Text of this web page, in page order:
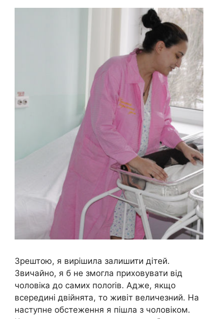
Зрештою, я вирішила залишити дітей.
Звичайно, я б не змогла приховувати від
чоловіка до самих полоrів. Адже, якщо
всередині двійнята, то живіт величезний. На
наступне обстеження я пішла з чоловіком.